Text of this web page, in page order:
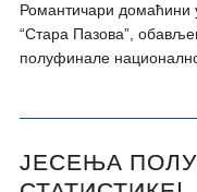
Романтичари домаћини
“Стара Пазова”,
полуфинале
ЈЕСЕЊА